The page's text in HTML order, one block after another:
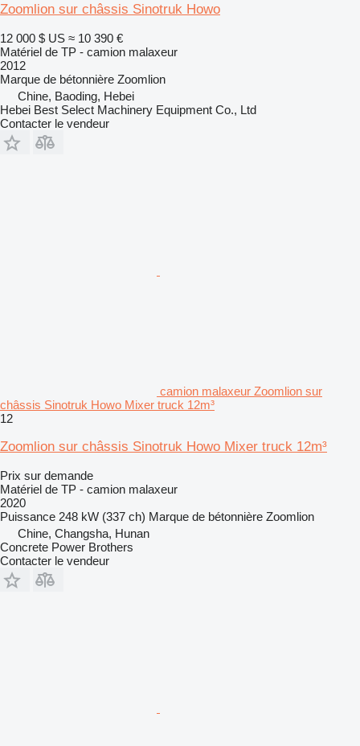
Zoomlion sur châssis Sinotruk Howo
12 000 $ US ≈ 10 390 €
Matériel de TP - camion malaxeur
2012
Marque de bétonnière Zoomlion
Chine, Baoding, Hebei
Hebei Best Select Machinery Equipment Co., Ltd
Contacter le vendeur
camion malaxeur Zoomlion sur
châssis Sinotruk Howo Mixer truck 12m³
12
Zoomlion sur châssis Sinotruk Howo Mixer truck 12m³
Prix sur demande
Matériel de TP - camion malaxeur
2020
Puissance 248 kW (337 ch) Marque de bétonnière Zoomlion
Chine, Changsha, Hunan
Concrete Power Brothers
Contacter le vendeur